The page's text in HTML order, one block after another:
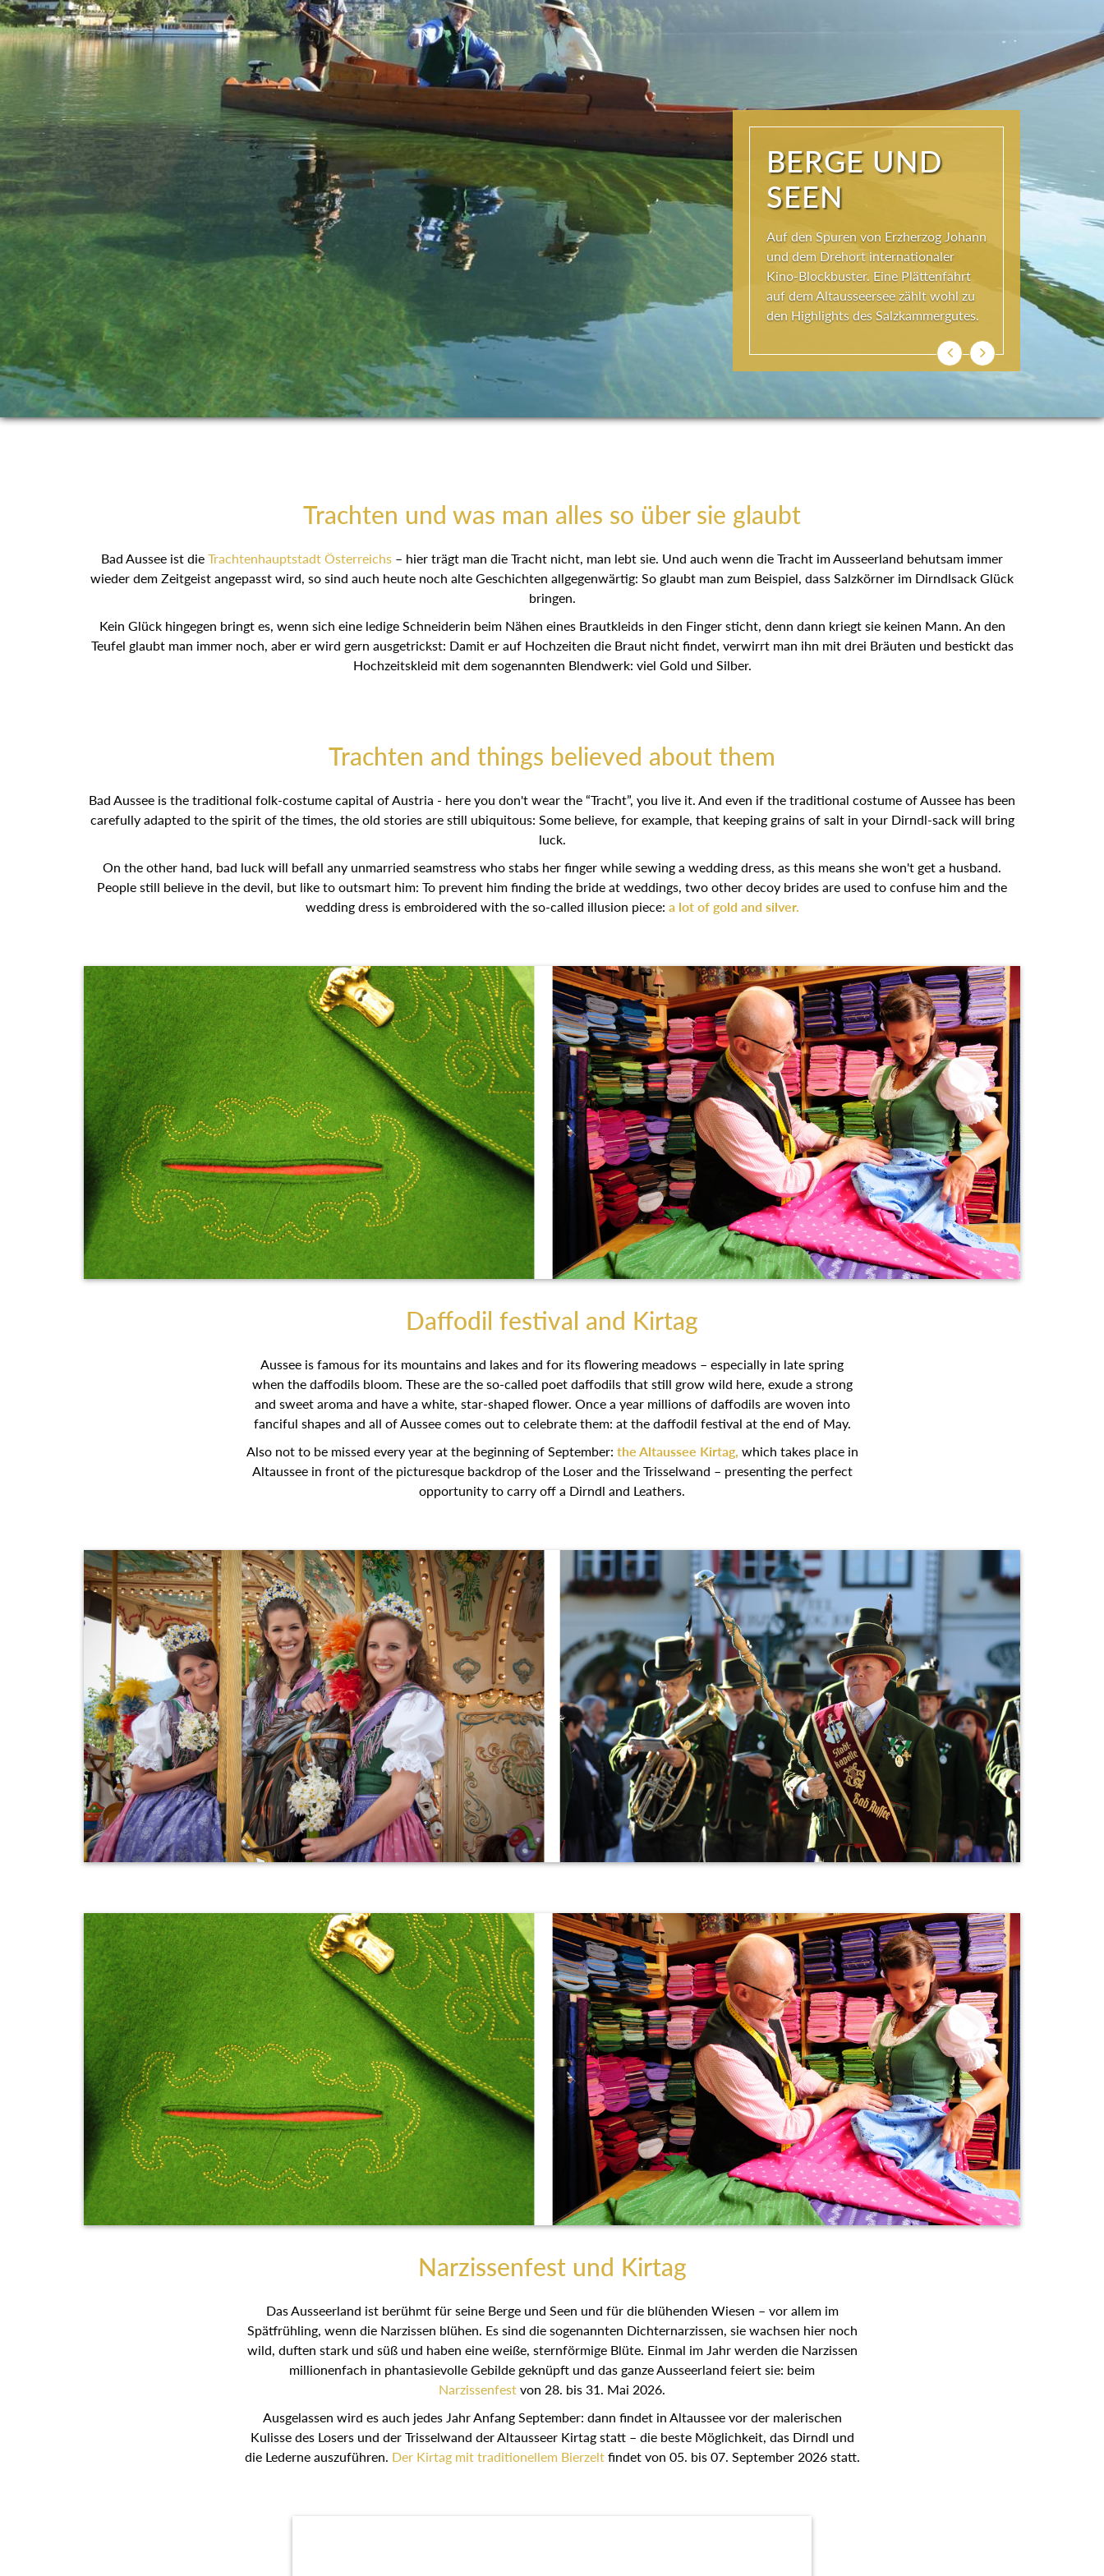
NATUR PUR
Ausseerland neue Kraft und viel
Inspiration. Das Wirkungsvermögen
kommt aus der Natur und ihren
ewigen Gestalten – den Bergen und
Seen.
Previous
Next
Trachten und was man alles so über sie glaubt
Bad Aussee ist die Trachtenhauptstadt Österreichs – hier trägt man die Tracht nicht, man lebt sie. Und auch wenn die Tracht im Ausseerland behutsam immer
wieder dem Zeitgeist angepasst wird, so sind auch heute noch alte Geschichten allgegenwärtig: So glaubt man zum Beispiel, dass Salzkörner im Dirndlsack Glück
bringen.
Kein Glück hingegen bringt es, wenn sich eine ledige Schneiderin beim Nähen eines Brautkleids in den Finger sticht, denn dann kriegt sie keinen Mann. An den
Teufel glaubt man immer noch, aber er wird gern ausgetrickst: Damit er auf Hochzeiten die Braut nicht findet, verwirrt man ihn mit drei Bräuten und bestickt das
Hochzeitskleid mit dem sogenannten Blendwerk: viel Gold und Silber.
Trachten and things believed about them
Bad Aussee is the traditional folk-costume capital of Austria - here you don't wear the “Tracht”, you live it. And even if the traditional costume of Aussee has been
carefully adapted to the spirit of the times, the old stories are still ubiquitous: Some believe, for example, that keeping grains of salt in your Dirndl-sack will bring
luck.
On the other hand, bad luck will befall any unmarried seamstress who stabs her finger while sewing a wedding dress, as this means she won't get a husband.
People still believe in the devil, but like to outsmart him: To prevent him finding the bride at weddings, two other decoy brides are used to confuse him and the
wedding dress is embroidered with the so-called illusion piece: a lot of gold and silver.
Daffodil festival and Kirtag
Aussee is famous for its mountains and lakes and for its flowering meadows – especially in late spring
when the daffodils bloom. These are the so-called poet daffodils that still grow wild here, exude a strong
and sweet aroma and have a white, star-shaped flower. Once a year millions of daffodils are woven into
fanciful shapes and all of Aussee comes out to celebrate them: at the daffodil festival at the end of May.
Also not to be missed every year at the beginning of September: the Altaussee Kirtag, which takes place in
Altaussee in front of the picturesque backdrop of the Loser and the Trisselwand – presenting the perfect
opportunity to carry off a Dirndl and Leathers.
Narzissenfest und Kirtag
Das Ausseerland ist berühmt für seine Berge und Seen und für die blühenden Wiesen – vor allem im
Spätfrühling, wenn die Narzissen blühen. Es sind die sogenannten Dichternarzissen, sie wachsen hier noch
wild, duften stark und süß und haben eine weiße, sternförmige Blüte. Einmal im Jahr werden die Narzissen
millionenfach in phantasievolle Gebilde geknüpft und das ganze Ausseerland feiert sie: beim
Narzissenfest von 28. bis 31. Mai 2026.
Ausgelassen wird es auch jedes Jahr Anfang September: dann findet in Altaussee vor der malerischen
Kulisse des Losers und der Trisselwand der Altausseer Kirtag statt – die beste Möglichkeit, das Dirndl und
die Lederne auszuführen. Der Kirtag mit traditionellem Bierzeltfindet von 05. bis 07. September 2026 statt.